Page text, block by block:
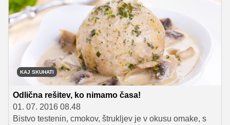
KAJ SKUHATI
Odlična rešitev, ko nimamo časa!
01. 07. 2016 08.48
Bistvo testenin, cmokov, štrukljev je v okusu omake, s